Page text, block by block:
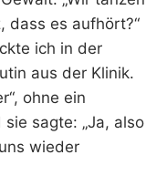
dass es aufhört?“
ich in der
aus der Klinik.
ohne ein
sagte: „Ja, also
wieder